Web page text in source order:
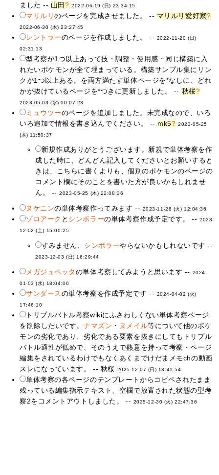
ました -- 山田? 2022-06-19 (日) 23:34:15
マリルリのページを完成させました。 -- マリルリ愛好家?
2022-06-30 (木) 23:27:45
レントラーのページを作成しました。 -- 2022-11-20 (日)
02:31:13
型考察が1つ以上あって技・調整・使用感・同じ構築に入
れたいポケモンが全て埋まっている。構築サンプル集にリン
クが1つ以上ある。を両方満たす単体ページを*なしに、どれ
かが抜けているページを*つきに更新しました。 -- 秋桜?
2023-05-03 (水) 00:07:23
ミュウツーのページを追加しました。未完成なので、いろ
いろ追加で情報を書き込んでください。 -- mk5? 2023-05-25
(木) 11:50:37
新規作成ありがとうございます。新規で単体考察を作
成した時に、どんどん記入してくださいとお願いすると
きは、こちらに書くよりも、個別のポケモンのページの
コメント欄にそのことを書いた方が良いかもしれませ
ん。 --2023-05-25 (木) 22:08:36
ヌケニンの単体考察作ってみます -- 2023-11-28 (火) 12:04:36
ゾロアーク と シンボラーの単体考察作成予定です。 --2023-
12-02 (土) 15:00:25
すみません、 シンボラーやらないかもしれないです --
2023-12-03 (日) 16:29:44
メガジュペッタの単体考察してみようと思います --
2024-
01-03 (水) 18:04:06
サンダースの単体考察を作成予定です -- 2024-04-02 (火)
17:46:10
トリプルバトル考察wikiにふさわしくない単体考察ページ
を削除したいです。ナマズン ・ ヌメイル等について他のポケ
モンの劣化であり、劣化である要素を抜きにしてもトリプル
バトル適性が低めで、そのうえで熱意を持って考察・ページ
編集をされているわけでもなくあくまでけだまメモchの動画
スレになっています。 -- 秋桜 2025-12-07 (日) 13:41:54
単体考察の各ページのテンプレートからコピペされたまま
残っている編集指示テキスト、空欄で放置された状態の型考
察2をコメントアウトしました。 -- 2025-12-30 (火) 22:47:36